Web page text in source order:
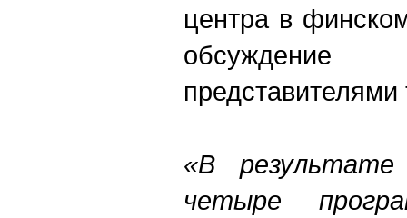
центра в
представителями
«В
четыре